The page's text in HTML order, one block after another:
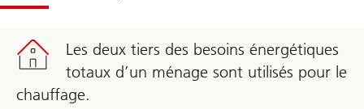
Les deux tiers des besoins énergétiques
totaux d’un ménage sont utilisés pour le
chauffage.